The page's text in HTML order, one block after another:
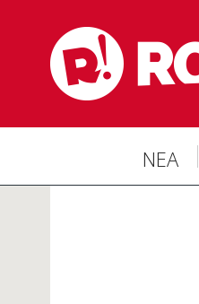
ΝΕΑ